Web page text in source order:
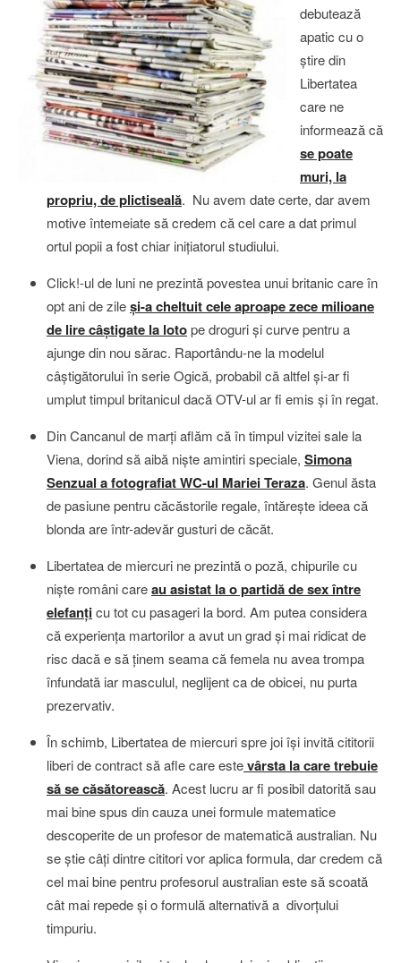
debutează
apatic cu o
ştire din
Libertatea
care ne
informează că
se poate
muri, la
propriu, de plictiseală. Nu avem date certe, dar avem
motive întemeiate să credem că cel care a dat primul
ortul popii a fost chiar iniţiatorul studiului.
Click!-ul de luni ne prezintă povestea unui britanic care în
opt ani de zileşi-a cheltuit cele aproape zece milioane
de lire câştigate la lotope droguri şi curve pentru a
ajunge din nou sărac. Raportându-ne la modelul
câştigătorului în serie Ogică, probabil că altfel şi-ar fi
umplut timpul britanicul dacă OTV-ul ar fi emis şi în regat.
Din Cancanul de marţi aflăm că în timpul vizitei sale la
Viena, dorind să aibă nişte amintiri speciale, Simona
Senzual a fotografiat WC-ul Mariei Teraza. Genul ăsta
de pasiune pentru căcăstorile regale, întăreşte ideea că
blonda are într-adevăr gusturi de căcăt.
Libertatea de miercuri ne prezintă o poză, chipurile cu
nişte români careau asistat la o partidă de sex între
elefanţicu tot cu pasageri la bord. Am putea considera
că experienţa martorilor a avut un grad şi mai ridicat de
risc dacă e să ţinem seama că femela nu avea trompa
înfundată iar masculul, neglijent ca de obicei, nu purta
prezervativ.
În schimb, Libertatea de miercuri spre joi îşi invită cititorii
liberi de contract să afle care estevârsta la care trebuie
să se căsătorească. Acest lucru ar fi posibil datorită sau
mai bine spus din cauza unei formule matematice
descoperite de un profesor de matematică australian. Nu
se ştie câţi dintre cititori vor aplica formula, dar credem că
cel mai bine pentru profesorul australian este să scoată
cât mai repede şi o formulă alternativă a divorţului
timpuriu.